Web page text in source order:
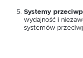
Systemy
wydajność i
systemów